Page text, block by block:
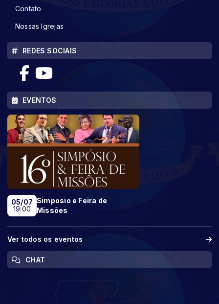
Contato
Nossas Igrejas
REDES SOCIAIS
EVENTOS
05/07
19:00
Simposio e Feira de
Missões
Ver todos os eventos
CHAT